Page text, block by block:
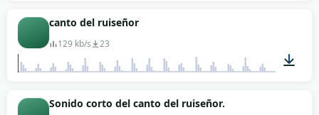
canto del ruiseñor
129 kb/s 23
Sonido corto del canto del ruiseñor.